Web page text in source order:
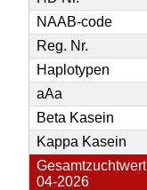
NAAB-code
Reg. Nr.
Haplotypen
aAa
Beta Kasein
Kappa Kasein
Gesamtzuchtwert
04-2026